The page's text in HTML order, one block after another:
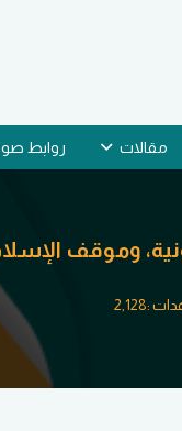
مقالات روابط
وموقف
:
2,128